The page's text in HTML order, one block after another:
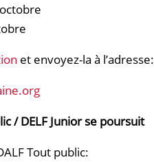
et envoyez-la à l’adresse:
/ DELF Junior se poursuit
Tout public: